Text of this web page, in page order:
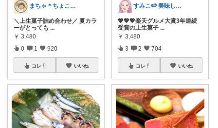
まちゃ＊ちょこっとご褒美スイーツ×暮らし
＼上生菓子詰め合わせ／ 夏カラ
ーがとっても ...
￥ 3,480
0 1 920
コレ いいね
すみこ🍉 美味しいものたくさん🍧
💖💖💖楽天グルメ大賞3年連続
受賞の上生菓子 ...
￥ 3,480
3 2 704
コレ いいね